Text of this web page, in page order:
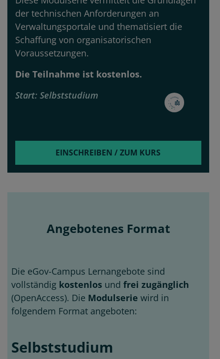
der technischen Anforderungen an
Verwaltungsportale und thematisiert die
Schaffung von organisatorischen
Voraussetzungen.
Die Teilnahme ist kostenlos.
Start Selbststudium
EINSCHREIBEN / ZUM KURS
Angebotenes Format
Die eGov-Campus Lernangebote sind
vollständig kostenlos und frei zugänglich
(OpenAccess). Die Modulserie wird in
folgendem Format angeboten:
Selbststudium